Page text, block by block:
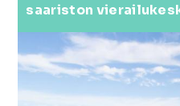
saariston